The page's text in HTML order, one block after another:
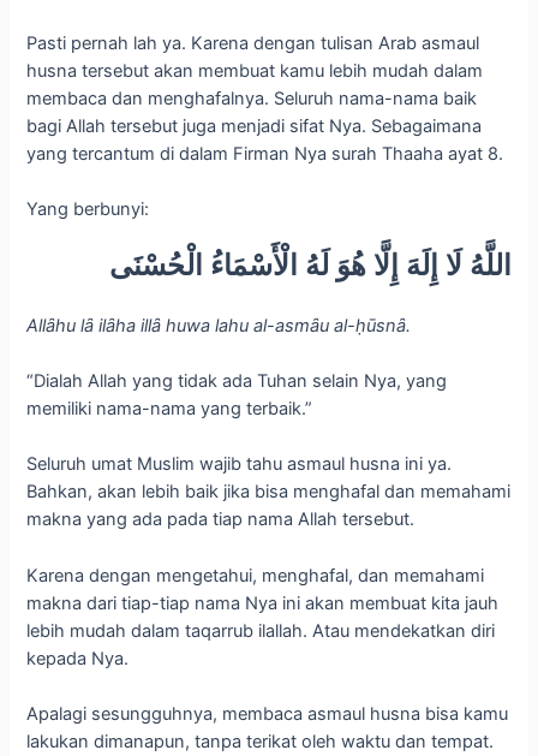
Pasti pernah lah ya. Karena dengan tulisan Arab asmaul
husna tersebut akan membuat kamu lebih mudah dalam
membaca dan menghafalnya. Seluruh nama-nama baik
bagi Allah tersebut juga menjadi sifat Nya. Sebagaimana
yang tercantum di dalam Firman Nya surah Thaaha ayat 8.
Yang berbunyi:
اللَّهُ لَا إِلَهَ إِلَّا هُوَ لَهُ الْأَسْمَاءُ الْحُسْنَى
Allȃhu lȃ ilȃha illȃ huwa lahu al-asmȃu al-ḥūsnȃ.
“Dialah Allah yang tidak ada Tuhan selain Nya, yang
memiliki nama-nama yang terbaik.”
Seluruh umat Muslim wajib tahu asmaul husna ini ya.
Bahkan, akan lebih baik jika bisa menghafal dan memahami
makna yang ada pada tiap nama Allah tersebut.
Karena dengan mengetahui, menghafal, dan memahami
makna dari tiap-tiap nama Nya ini akan membuat kita jauh
lebih mudah dalam taqarrub ilallah. Atau mendekatkan diri
kepada Nya.
Apalagi sesungguhnya, membaca asmaul husna bisa kamu
lakukan dimanapun, tanpa terikat oleh waktu dan tempat.